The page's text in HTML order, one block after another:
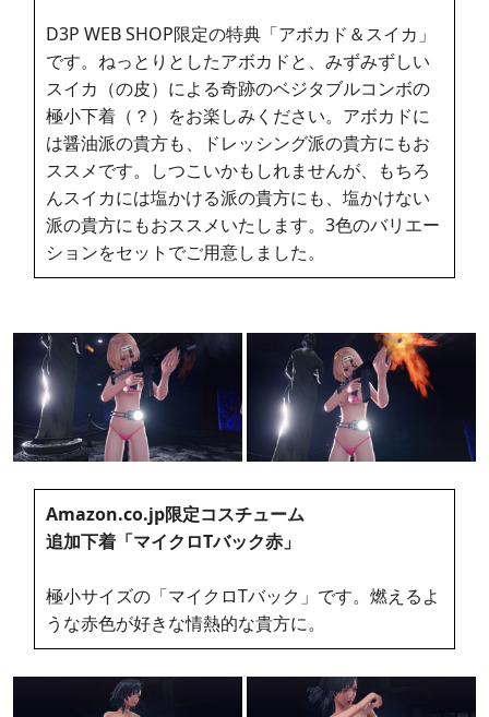
D3P WEB SHOP限定の特典「アボカド＆スイカ」
です。ねっとりとしたアボカドと、みずみずしい
スイカ（の皮）による奇跡のベジタブルコンボの
極小下着（？）をお楽しみください。アボカドに
は醤油派の貴方も、ドレッシング派の貴方にもお
ススメです。しつこいかもしれませんが、もちろ
んスイカには塩かける派の貴方にも、塩かけない
派の貴方にもおススメいたします。3色のバリエー
ションをセットでご用意しました。
Amazon.co.jp限定コスチューム
追加下着「マイクロTバック赤」
極小サイズの「マイクロTバック」です。燃えるよ
うな赤色が好きな情熱的な貴方に。